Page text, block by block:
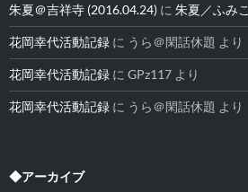
朱夏＠吉祥寺 (2016.04.24) に 朱夏／ふみこ
花岡幸代活動記録 に うら＠閑話休題 より
花岡幸代活動記録 に GPz117 より
花岡幸代活動記録 に うら＠閑話休題 より
◆アーカイブ